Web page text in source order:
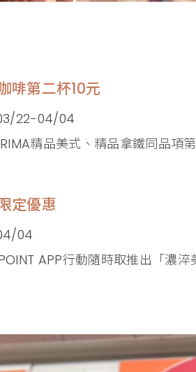
啡第二杯10元
22-04/04
精品美式、精品拿鐵同品項
定優惠
04
APP行動隨時取推出「濃